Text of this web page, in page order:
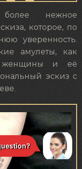
нежное
которое, по
уверенность.
амулеты, как
женщины и её
эскиз с